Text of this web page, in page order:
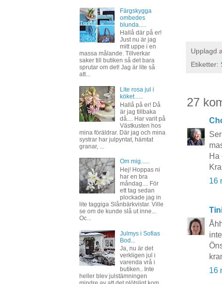
Upplagd
Etiketter:
27
Ha
16
16
Färgskygga
ombedes
blunda.....
Hallå där på er!
Just nu är jag
mitt uppe i en
massa målande. Tillverkar
saker till butiken så det bara
sprutar om det! Jag är lite så
att...
Lite rosa jul i
köket......
Hallå på er! Då
är jag tillbaka
då.... Har varit på
Västkusten hos
mina föräldrar. Där jag och mina
systrar har julpyntat, hämtat
granar, ...
Om mig......
Hej! Hoppas ni
har en bra
måndag.... För
ett tag sedan
plockade jag in
lite taggiga Slånbärkvistar. Ville
se om de kunde slå ut inne...
Oc...
Julmys i Sofias
Bod...
Ja, nu är det
verkligen jul i
varenda vrå i
butiken.. Inte
heller blev julstämningen